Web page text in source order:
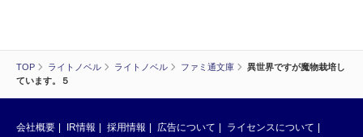
TOP ライトノベル ライトノベル ファミ通文庫
異世界ですが魔物栽培し
ています。５
会社概要 IR情報 採用情報 広告について
ライセンスについて